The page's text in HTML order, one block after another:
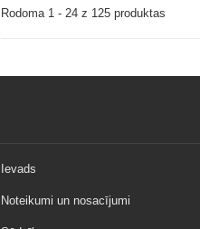
Rodoma 1 - 24 z 125 produktas
Ievads
Noteikumi un nosacījumi